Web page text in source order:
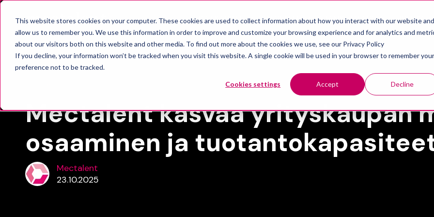
This website stores cookies on your computer. These cookies are used to collect information about how you interact with our website and
allow us to remember you. We use this information in order to improve and customize your browsing experience and for analytics and
about our visitors both on this website and other media. To find out more about the cookies we use, see our Privacy Policy
If you decline, your information won’t be tracked when you visit this website. A single cookie will be used in your browser to remember your
preference not to be tracked.
Cookies settings Accept Decline
RATKAISUT
Show submenu for Ratkaisut
PALVELUT
Show submenu for Palvelut
AJANKOHTAISTA YRITYS
Mectalent kasvaa yrityskaupan
osaaminen ja
Mectalent
23.10.2025